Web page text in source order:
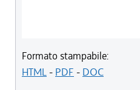
Formato stampabile:
HTML- PDF - DOC